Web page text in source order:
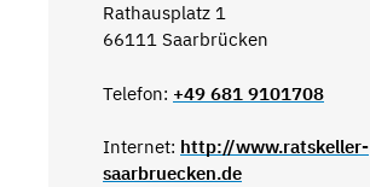
Rathausplatz 1
66111 Saarbrücken
Telefon: +49 681 9101708
Internet: http://www.ratskeller-
saarbruecken.de